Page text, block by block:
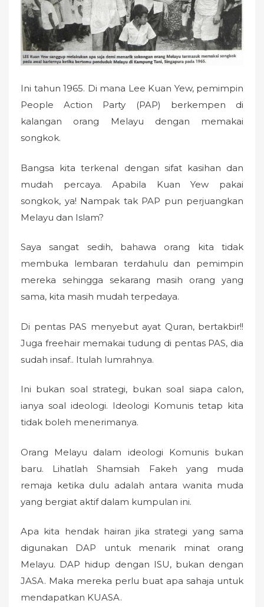
n
Ini tahun 1965. Di mana Lee Kuan Yew, pemimpin
People Action Party (PAP) berkempen di
kalangan orang Melayu dengan memakai
songkok.
Bangsa kita terkenal dengan sifat kasihan dan
mudah percaya. Apabila Kuan Yew pakai
songkok, ya! Nampak tak PAP pun perjuangkan
Melayu dan Islam?
Saya sangat sedih, bahawa orang kita tidak
membuka lembaran terdahulu dan pemimpin
mereka sehingga sekarang masih orang yang
sama, kita masih mudah terpedaya.
Di pentas PAS menyebut ayat Quran, bertakbir!!
Juga freehair memakai tudung di pentas PAS, dia
sudah insaf.. Itulah lumrahnya.
Ini bukan soal strategi, bukan soal siapa calon,
ianya soal ideologi. Ideologi Komunis tetap kita
tidak boleh menerimanya.
Orang Melayu dalam ideologi Komunis bukan
baru. Lihatlah Shamsiah Fakeh yang muda
remaja ketika dulu adalah antara wanita muda
yang bergiat aktif dalam kumpulan ini.
Apa kita hendak hairan jika strategi yang sama
digunakan DAP untuk menarik minat orang
Melayu. DAP hidup dengan ISU, bukan dengan
JASA. Maka mereka perlu buat apa sahaja untuk
mendapatkan KUASA.